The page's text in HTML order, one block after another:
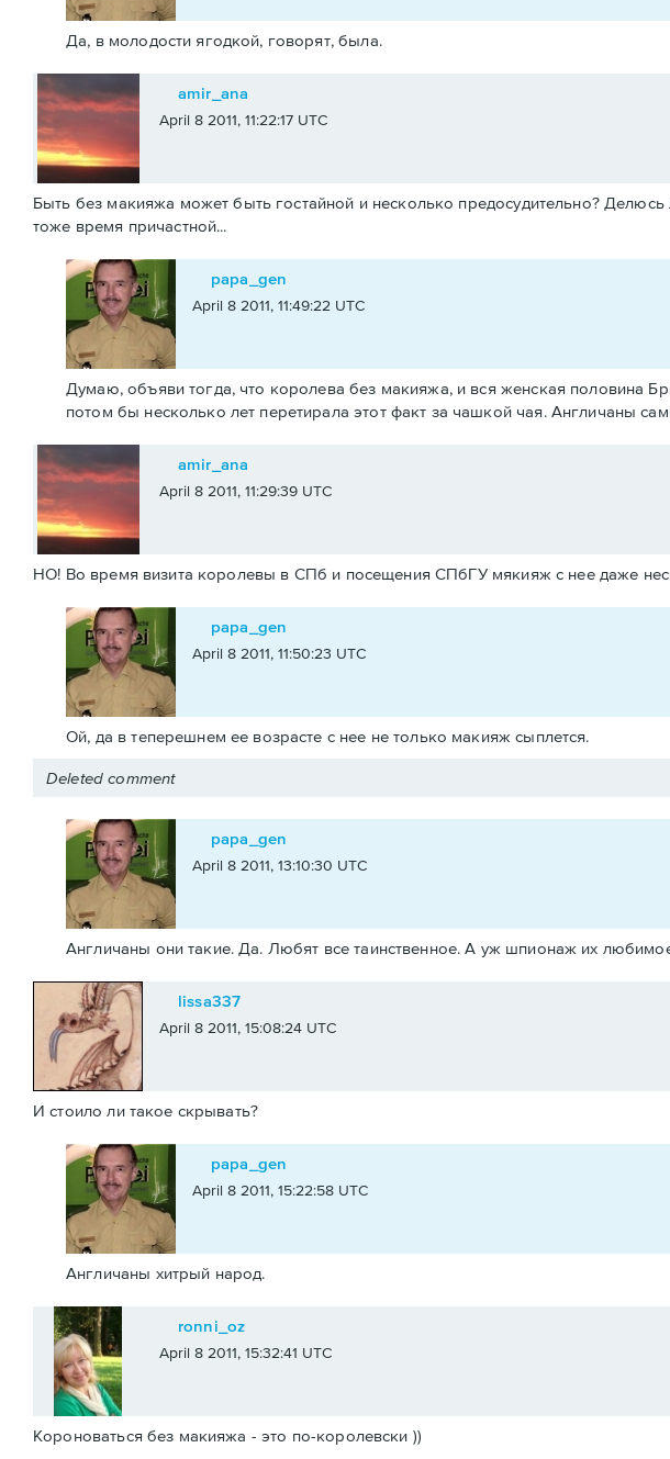
Да, в молодости ягодкой, говорят, была.
amir_ana
April 8 2011, 11:22:17 UTC
Быть без макияжа может быть гостайной и несколько предосудительно?
тоже время причастной...
papa_gen
April 8 2011, 11:49:22 UTC
Думаю, объяви тогда, что королева без макияжа, и вся женская половина
потом бы несколько лет перетирала этот факт за чашкой чая. Англичаны
amir_ana
April 8 2011, 11:29:39 UTC
НО! Во время визита королевы в СПб и посещения СПбГУ мякияж с нее даже
papa_gen
April 8 2011, 11:50:23 UTC
Ой, да в теперешнем ее возрасте с нее не только макияж сыплется.
Deleted comment
papa_gen
April 8 2011, 13:10:30 UTC
Англичаны они такие. Да. Любят все таинственное. А уж шпионаж их
lissa337
April 8 2011, 15:08:24 UTC
И стоило ли такое скрывать?
papa_gen
April 8 2011, 15:22:58 UTC
Англичаны хитрый народ.
ronni_oz
April 8 2011, 15:32:41 UTC
Короноваться без макияжа - это по-королевски ))